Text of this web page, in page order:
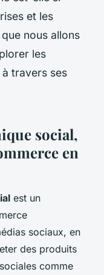
et les
nous allons
les
travers ses
social,
en
est un
sociaux, en
des produits
comme